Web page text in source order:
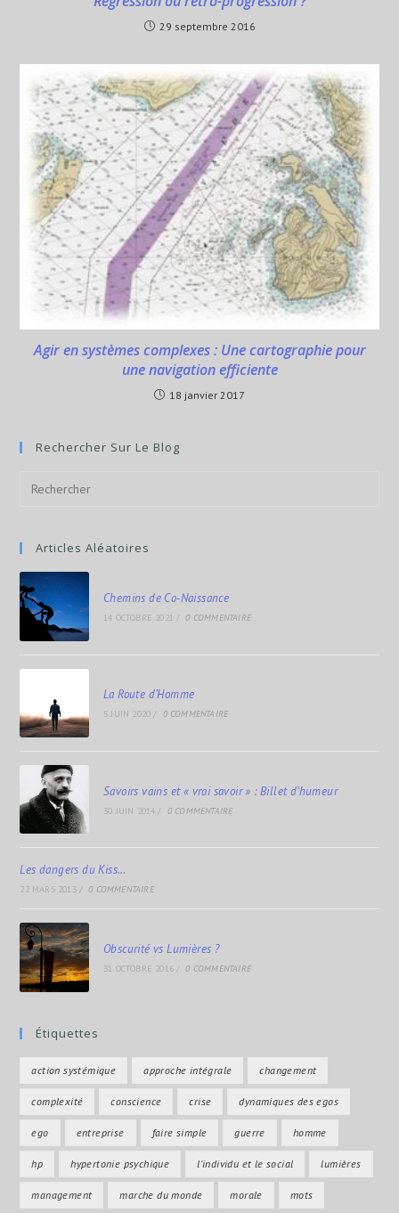
29 septembre 2016
Agir en systèmes complexes : Une cartographie pour
une navigation efficiente
18 janvier 2017
Rechercher Sur Le Blog
Articles Aléatoires
Chemins de Co-Naissance
14 OCTOBRE 2021 / 0 COMMENTAIRE
La Route d’Homme
5 JUIN 2020 / 0 COMMENTAIRE
Savoirs vains et « vrai savoir » : Billet d’humeur
30 JUIN 2014 / 0 COMMENTAIRE
Les dangers du Kiss…
22 MARS 2013 / 0 COMMENTAIRE
Obscurité vs Lumières ?
31 OCTOBRE 2016 / 0 COMMENTAIRE
Étiquettes
action systémique approche intégrale changement
complexité conscience crise dynamiques des egos
ego entreprise faire simple guerre homme
hp hypertonie psychique l'individu et le social lumières
management marche du monde morale mots